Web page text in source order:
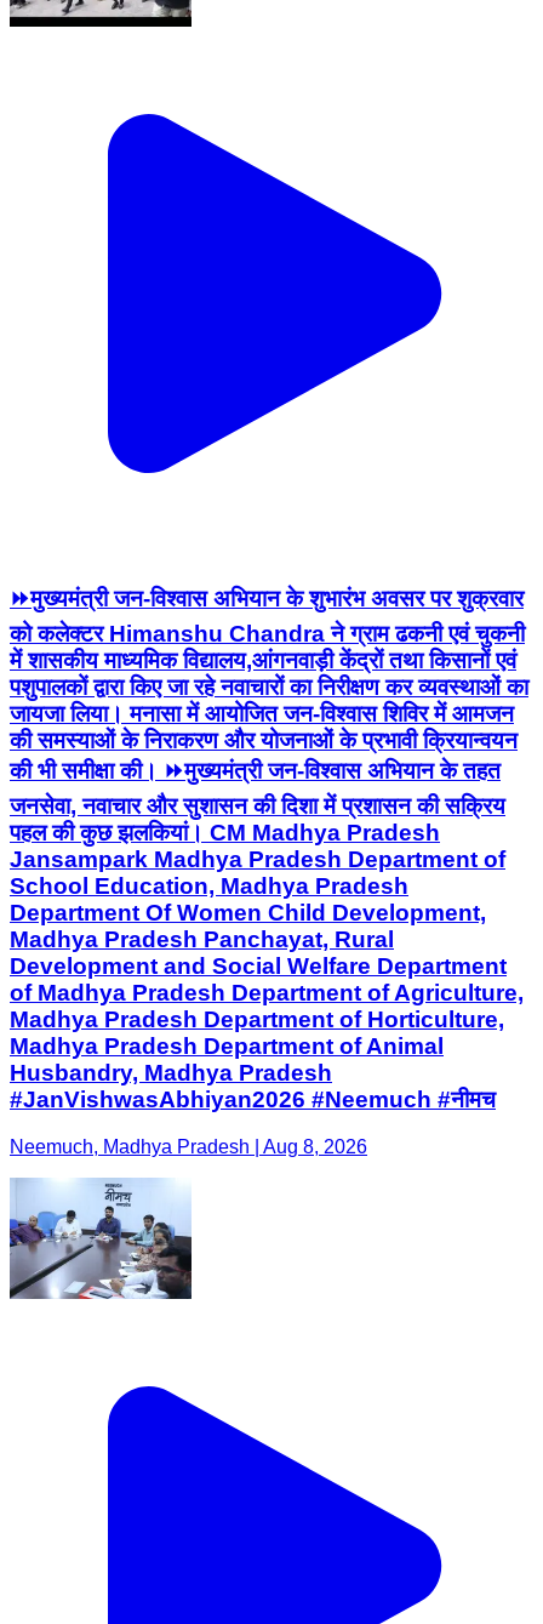
⏩मुख्यमंत्री जन-विश्वास अभियान के शुभारंभ अवसर पर शुक्रवार
को कलेक्टर Himanshu Chandra ने ग्राम ढकनी एवं चुकनी
में शासकीय माध्यमिक विद्यालय,आंगनवाड़ी केंद्रों तथा किसानों एवं
पशुपालकों द्वारा किए जा रहे नवाचारों का निरीक्षण कर व्यवस्थाओं का
जायजा लिया। मनासा में आयोजित जन-विश्वास शिविर में आमजन
की समस्याओं के निराकरण और योजनाओं के प्रभावी क्रियान्वयन
की भी समीक्षा की। ⏩मुख्यमंत्री जन-विश्वास अभियान के तहत
जनसेवा, नवाचार और सुशासन की दिशा में प्रशासन की सक्रिय
पहल की कुछ झलकियां। CM Madhya Pradesh
Jansampark Madhya Pradesh Department of
School Education, Madhya Pradesh
Department Of Women Child Development,
Madhya Pradesh Panchayat, Rural
Development and Social Welfare Department
of Madhya Pradesh Department of Agriculture,
Madhya Pradesh Department of Horticulture,
Madhya Pradesh Department of Animal
Husbandry, Madhya Pradesh
#JanVishwasAbhiyan2026 #Neemuch #नीमच
Neemuch, Madhya Pradesh | Aug 8, 2026